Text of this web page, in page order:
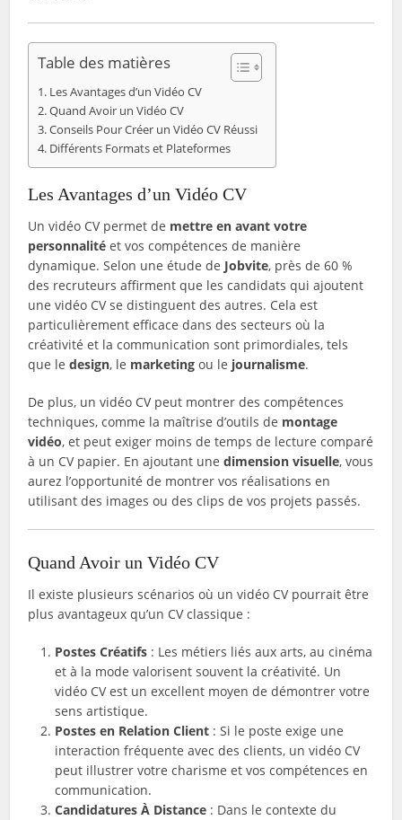
Table des matières
Les Avantages d’un Vidéo CV
Quand Avoir un Vidéo CV
Conseils Pour Créer un Vidéo CV Réussi
Différents Formats et Plateformes
Les Avantages d’un Vidéo CV
Un vidéo CV permet de mettre en avant votre
personnalité et vos compétences de manière
dynamique. Selon une étude de Jobvite, près de 60 %
des recruteurs affirment que les candidats qui ajoutent
une vidéo CV se distinguent des autres. Cela est
particulièrement efficace dans des secteurs où la
créativité et la communication sont primordiales, tels
que ledesign, le marketing ou le journalisme.
De plus, un vidéo CV peut montrer des compétences
techniques, comme la maîtrise d’outils de montage
vidéo, et peut exiger moins de temps de lecture comparé
à un CV papier. En ajoutant unedimension visuelle, vous
aurez l’opportunité de montrer vos réalisations en
utilisant des images ou des clips de vos projets passés.
Quand Avoir un Vidéo CV
Il existe plusieurs scénarios où un vidéo CV pourrait être
plus avantageux qu’un CV classique :
Postes Créatifs : Les métiers liés aux arts, au cinéma
et à la mode valorisent souvent la créativité. Un
vidéo CV est un excellent moyen de démontrer votre
sens artistique.
Postes en Relation Client : Si le poste exige une
interaction fréquente avec des clients, un vidéo CV
peut illustrer votre charisme et vos compétences en
communication.
Candidatures À Distance : Dans le contexte du